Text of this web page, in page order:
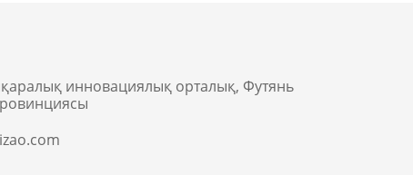
инновациялық орталық, Футянь